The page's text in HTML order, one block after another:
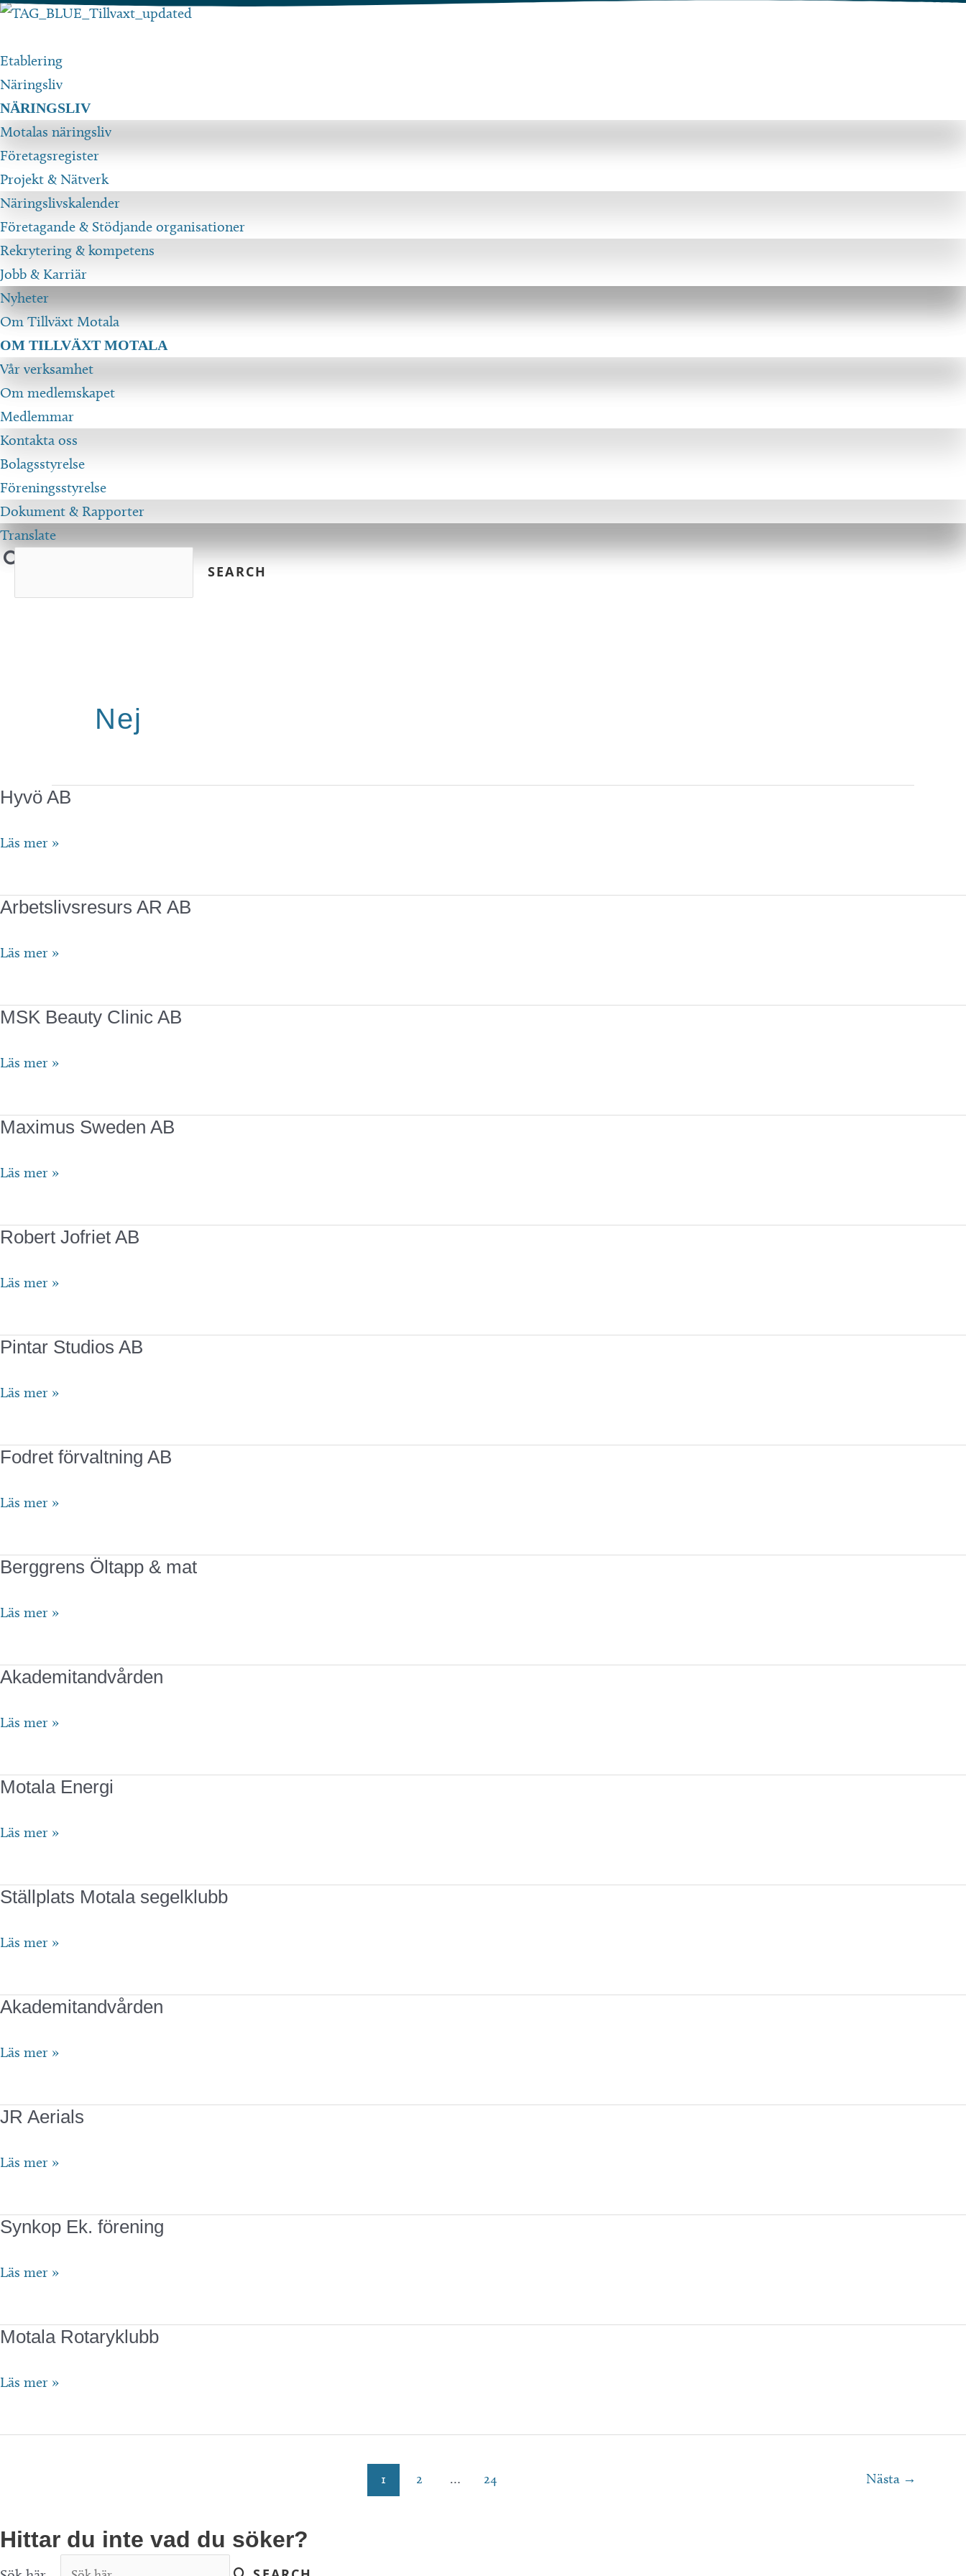
Hoppa
innehåll
Etablering
Näringsliv
NÄRINGSLIV
Motalas näringsliv
Företagsregister
Projekt & Nätverk
Näringslivskalender
Företagande & Stödjande organisationer
Rekrytering & kompetens
Jobb & Karriär
Nyheter
Om Tillväxt Motala
OM TILLVÄXT MOTALA
Vår verksamhet
Om medlemskapet
Medlemmar
Kontakta oss
Bolagsstyrelse
Föreningsstyrelse
Dokument & Rapporter
Translate
Nej
Hyvö AB
Hyvö
Läs mer »
Arbetslivsresurs AR AB
Arbetslivsresurs
Läs mer »
MSK Beauty Clinic AB
MSK
AB
Läs mer »
Maximus Sweden AB
Maximus
Läs mer »
Robert Jofriet AB
Robert
Läs mer »
Pintar Studios AB
Pintar
Läs mer »
Fodret förvaltning AB
Fodret
Läs mer »
Berggrens Öltapp & mat
Berggrens
mat
Läs mer »
Akademitandvården
Akademitandvården
Läs mer »
Motala Energi
Motala
Läs mer »
Ställplats Motala segelklubb
Ställplats
Läs mer »
Akademitandvården
Akademitandvården
Läs mer »
JR Aerials
JR
Läs mer »
Synkop Ek. förening
Synkop
Läs mer »
Motala Rotaryklubb
Motala
Läs mer »
1 2 … 24 Nästa →
Hittar du inte vad du söker?